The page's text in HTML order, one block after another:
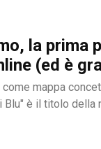
la prima
(ed è
mappa
Blu" è il titolo della